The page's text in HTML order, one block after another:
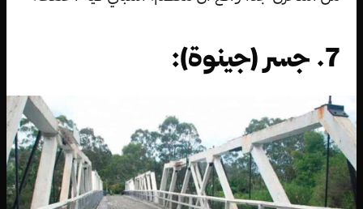
7. جسر (جينوة):